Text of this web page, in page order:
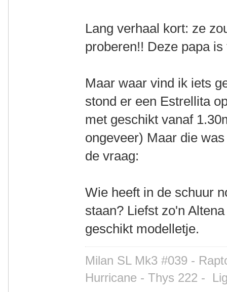
Lang verhaal kort: ze
proberen!! Deze papa
Maar waar vind ik iets
stond er een Estrellita
met geschikt vanaf
ongeveer) Maar die
de vraag:
Wie heeft in de schuur
staan? Liefst zo'n
geschikt modelletje.
Milan SL Mk3 #039 -
Hurricane - Thys 222 -